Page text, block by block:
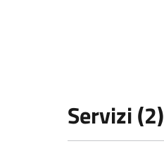
Servizi (2)